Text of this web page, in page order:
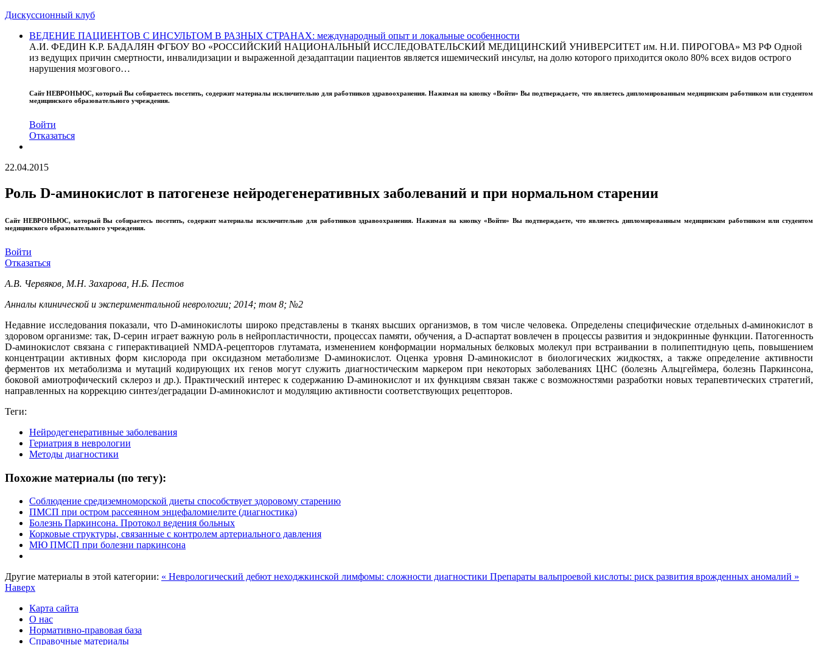
Дискуссионный клуб
ВЕДЕНИЕ ПАЦИЕНТОВ С ИНСУЛЬТОМ В РАЗНЫХ СТРАНАХ: международный опыт и локальные особенности
А.И. ФЕДИН К.Р. БАДАЛЯН ФГБОУ ВО «РОССИЙСКИЙ НАЦИОНАЛЬНЫЙ ИССЛЕДОВАТЕЛЬСКИЙ МЕДИЦИНСКИЙ УНИВЕРСИТЕТ им. Н.И. ПИРОГОВА» МЗ РФ Одной
из ведущих причин смертности, инвалидизации и выраженной дезадаптации пациентов является ишемический инсульт, на долю которого приходится около 80% всех видов острого
нарушения мозгового…
СайтНЕВРОНЬЮС, который Вы собираетесь посетить, содержит материалы исключительно для работников здравоохранения. Нажимая на кнопку «Войти» Вы подтверждаете, что являетесь дипломированным медицинским работником или студентом
медицинского образовательного учреждения.
Войти
Отказаться
22.04.2015
Роль D-аминокислот в патогенезе нейродегенеративных заболеваний и при нормальном старении
Сайт НЕВРОНЬЮС, который Вы собираетесь посетить, содержит материалы исключительно для работников здравоохранения. Нажимая на кнопку «Войти» Вы подтверждаете, что являетесь дипломированным медицинским работником или студентом
медицинского образовательного учреждения.
Войти
Отказаться
А.В. Червяков, М.Н. Захарова, Н.Б. Пестов
Анналы клинической и экспериментальной неврологии; 2014; том 8; №2
Недавние исследования показали, что D-аминокислоты широко представлены в тканях высших организмов, в том числе человека. Определены специфические отдельных d-аминокислот в
здоровом организме: так, D-серин играет важную роль в нейропластичности, процессах памяти, обучения, а D-аспартат вовлечен в процессы развития и эндокринные функции. Патогенность
D-аминокислот связана с гиперактивацией NMDA-рецепторов глутамата, изменением конформации нормальных белковых молекул при встраивании в полипептидную цепь, повышением
концентрации активных форм кислорода при оксидазном метаболизме D-аминокислот. Оценка уровня D-аминокислот в биологических жидкостях, а также определение активности
ферментов их метаболизма и мутаций кодирующих их генов могут служить диагностическим маркером при некоторых заболеваниях ЦНС (болезнь Альцгеймера, болезнь Паркинсона,
боковой амиотрофический склероз и др.). Практический интерес к содержанию D-аминокислот и их функциям связан также с возможностями разработки новых терапевтических стратегий,
направленных на коррекцию синтез/деградации D-аминокислот и модуляцию активности соответствующих рецепторов.
Теги:
Нейродегенеративные заболевания
Гериатрия в неврологии
Методы диагностики
Похожие материалы (по тегу):
Соблюдение средиземноморской диеты способствует здоровому старению
ПМСП при остром рассеянном энцефаломиелите (диагностика)
Болезнь Паркинсона. Протокол ведения больных
Корковые структуры, связанные с контролем артериального давления
МЮ ПМСП при болезни паркинсона
Другие материалы в этой категории: « Неврологический дебют неходжкинской лимфомы: сложности диагностики Препараты вальпроевой кислоты: риск развития врожденных аномалий »
Наверх
Карта сайта
О нас
Нормативно-правовая база
Справочные материалы